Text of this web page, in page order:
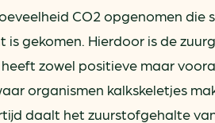
CO2 opgenomen die
is gekomen. Hierdoor is de
zowel positieve maar
organismen kalkskeletjes
daalt het zuurstofgehalte